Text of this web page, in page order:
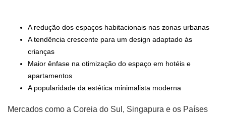
A redução dos espaços habitacionais nas zonas urbanas
A tendência crescente para um design adaptado às
crianças
Maior ênfase na otimização do espaço em hotéis e
apartamentos
A popularidade da estética minimalista moderna
Mercados como a Coreia do Sul, Singapura e os Países